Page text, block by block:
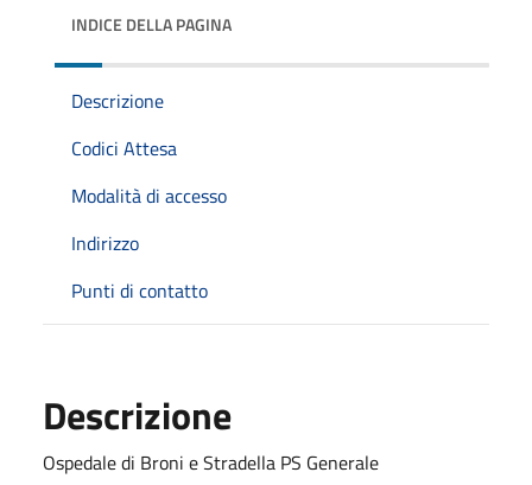
INDICE DELLA PAGINA
Descrizione
Codici Attesa
Modalità di accesso
Indirizzo
Punti di contatto
Descrizione
Ospedale di Broni e Stradella PS Generale